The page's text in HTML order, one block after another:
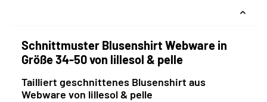
Schnittmuster Blusenshirt Webware in
Größe 34-50 von lillesol & pelle
Tailliert geschnittenes Blusenshirt aus
Webware von lillesol & pelle